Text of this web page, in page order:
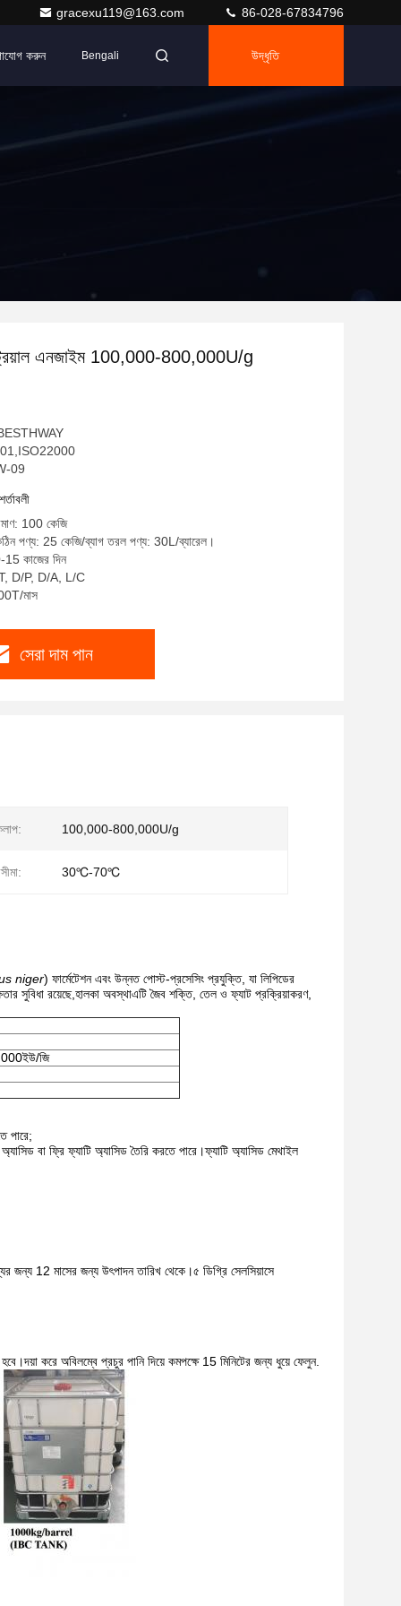
gracexu119@163.com 86-028-67834796
করুন Bengali উদ্ধৃতি
এনজাইম 100,000-800,000U/g
BESTHWAY
09
100 কেজি
পণ্য: 25 কেজি/ব্যাগ তরল পণ্য: 30L/ব্যারেল।
15 কাজের দিন
T, D/P, D/A, L/C
মাস
সেরা দাম পান
100,000-800,000U/g
30℃-70℃
niger) ফার্মেটেশন এবং উন্নত পোস্ট-প্রসেসিং প্রযুক্তি, যা লিপিডের
সুবিধা রয়েছে,হালকা অবস্থাএটি জৈব শক্তি, তেল ও ফ্যাট প্রক্রিয়াকরণ,
জি
পারে;
বা ফ্রি ফ্যাটি অ্যাসিড তৈরি করতে পারে।ফ্যাটি অ্যাসিড মেথাইল
12 মাসের জন্য উৎপাদন তারিখ থেকে।৫ ডিগ্রি সেলসিয়াসে
করে অবিলম্বে প্রচুর পানি দিয়ে কমপক্ষে 15 মিনিটের জন্য ধুয়ে ফেলুন.